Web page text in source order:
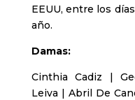
EEUU, entre los
año.
Damas:
Cinthia Cadiz |
Leiva | Abril De